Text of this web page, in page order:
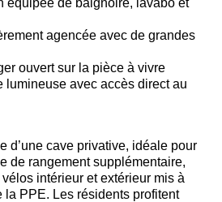
équipée de baignoire, lavabo et
agencée avec de grandes
ouvert sur la pièce à vivre
lumineuse avec accès direct au
d’une cave privative, idéale pour
de rangement supplémentaire,
intérieur et extérieur mis à
la PPE. Les résidents profitent